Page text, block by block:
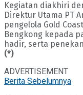
Kegiatan diakhiri
Direktur Utama PT
pengelola Gold
Bengkong kepada
hadir, serta
(*)
ADVERTISEMENT
Berita Sebelumnya